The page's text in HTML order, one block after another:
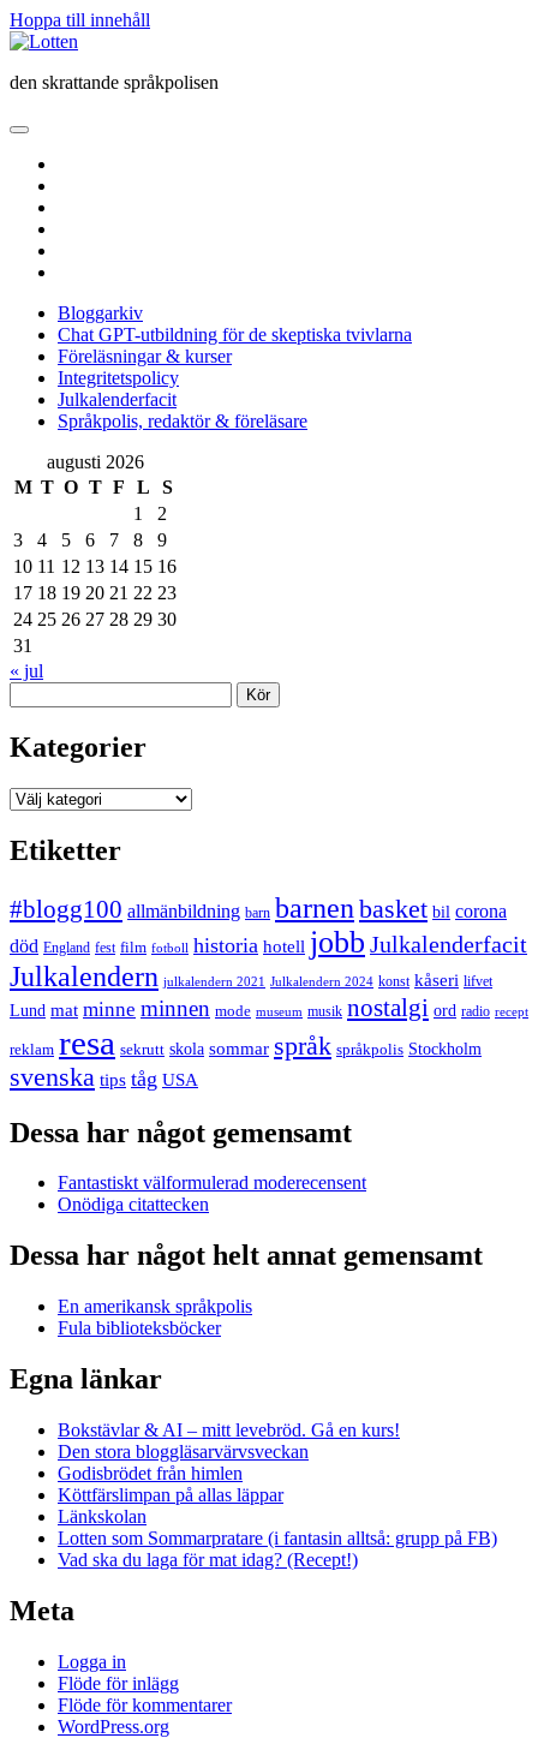
Hoppa till innehåll
Lotten
den skrattande språkpolisen
öppna
meny
Bloggarkiv
Chat GPT-utbildning för de skeptiska tvivlarna
Föreläsningar & kurser
Integritetspolicy
Julkalenderfacit
Språkpolis, redaktör & föreläsare
Sidopanel
augusti 2026
M T O T F L
S
1
2
3
4 5 6 7 8
9
10 11 12 13 14 15 16
17 18 19 20 21 22 23
24 25 26 27 28 29 30
31
« jul
Kategorier
Kategorier
Etiketter
#blogg100 allmänbildning barn barnen basket bil corona
död England fest film fotboll historia hotell jobb Julkalenderfacit
Julkalendern julkalendern 2021 Julkalendern 2024 konst kåseri lifvet
Lund mat minne minnen mode museum musik nostalgi ord radio recept
reklam resa sekrutt skola sommar språk språkpolis Stockholm
svenska tips tåg USA
Dessa har något gemensamt
Fantastiskt välformulerad moderecensent
Onödiga citattecken
Dessa har något helt annat gemensamt
En amerikansk språkpolis
Fula biblioteksböcker
Egna länkar
Bokstävlar & AI – mitt levebröd. Gå en kurs!
Den stora bloggläsarvärvsveckan
Godisbrödet från himlen
Köttfärslimpan på allas läppar
Länkskolan
Lotten som Sommarpratare (i fantasin alltså: grupp på FB)
Vad ska du laga för mat idag? (Recept!)
Meta
Logga in
Flöde för inlägg
Flöde för kommentarer
WordPress.org